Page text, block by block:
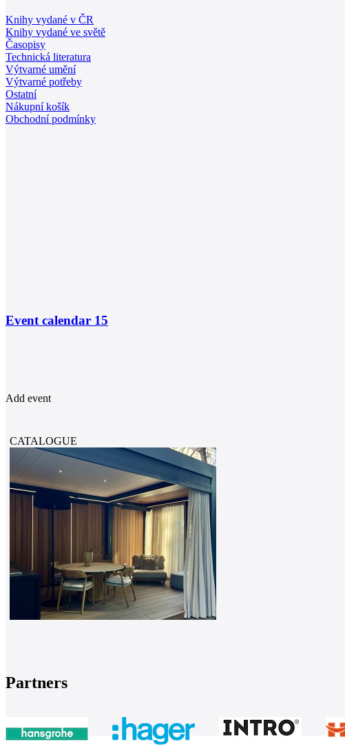
Knihy vydané v ČR
Knihy vydané ve světě
Časopisy
Technická literatura
Výtvarné umění
Výtvarné potřeby
Ostatní
Nákupní košík
Obchodní podmínky
Event calendar 15
Add event
CATALOGUE
Partners